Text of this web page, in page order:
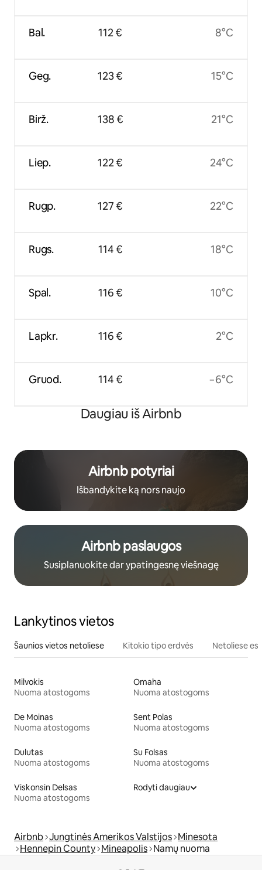
Bal.
Geg.
Birž.
Liep.
Rugp.
Rugs.
Spal.
Lapkr.
Gruod.
112 €
123 €
138 €
122 €
127 €
114 €
116 €
116 €
114 €
8°C
15°C
21°C
24°C
22°C
18°C
10°C
2°C
−6°C
Daugiau iš Airbnb
Airbnb potyriai
Išbandykite ką nors naujo
Airbnb paslaugos
Susiplanuokite dar ypatingesnę viešnagę
Lankytinos vietos
Šaunios vietos netoliese Kitokio tipo erdvės Netoliese
Milvokis
Nuoma atostogoms
Omaha
Nuoma atostogoms
De Moinas
Nuoma atostogoms
Sent Polas
Nuoma atostogoms
Dulutas
Nuoma atostogoms
Su Folsas
Nuoma atostogoms
Viskonsin Delsas
Nuoma atostogoms
Rodyti daugiau
Airbnb Jungtinės Amerikos Valstijos Minesota
Hennepin County Mineapolis Namų nuoma